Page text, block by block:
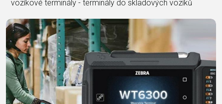
vozíkové terminály - terminály do skladových vozíků